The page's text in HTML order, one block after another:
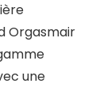
Orgasmair
une